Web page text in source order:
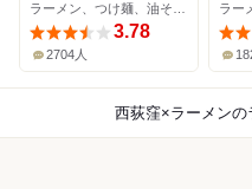
3.78
2704人
ラー
西荻窪×ラーメンの